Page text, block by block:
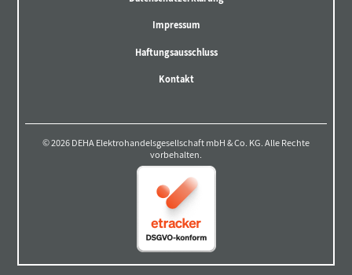
Impressum
Haftungsausschluss
Kontakt
© 2026 DEHA Elektrohandelsgesellschaft mbH & Co. KG. Alle Rechte
vorbehalten.